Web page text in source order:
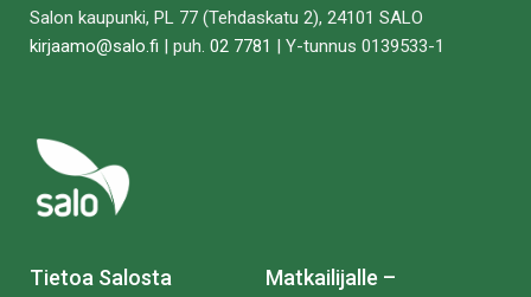
Salon kaupunki, PL 77 (Tehdaskatu 2), 24101 SALO
kirjaamo@salo.fi | puh. 02 7781 | Y-tunnus 0139533-1
Tietoa Salosta
Matkailijalle –